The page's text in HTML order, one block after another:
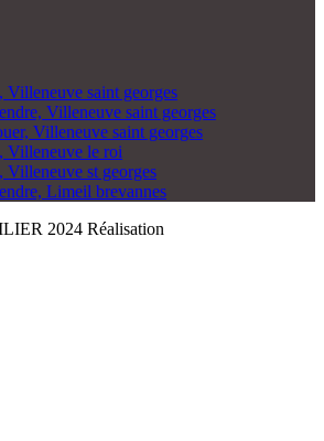
Villeneuve saint georges
Villeneuve saint georges
Villeneuve saint georges
Villeneuve le roi
Villeneuve st georges
Limeil brevannes
2024 Réalisation